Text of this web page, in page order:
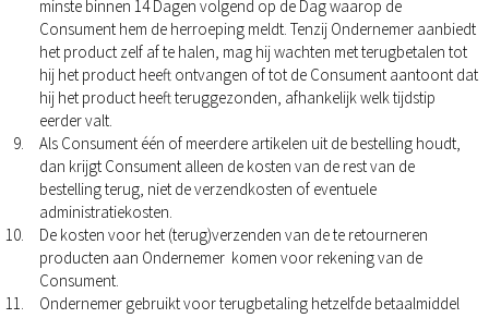
minste binnen 14 Dagen volgend op de Dag waarop de
Consument hem de herroeping meldt. Tenzij Ondernemer aanbiedt
het product zelf af te halen, mag hij wachten met terugbetalen tot
hij het product heeft ontvangen of tot de Consument aantoont dat
hij het product heeft teruggezonden, afhankelijk welk tijdstip
eerder valt.
Als Consument één of meerdere artikelen uit de bestelling houdt,
dan krijgt Consument alleen de kosten van de rest van de
bestelling terug, niet de verzendkosten of eventuele
administratiekosten.
De kosten voor het (terug)verzenden van de te retourneren
producten aan Ondernemer komen voor rekening van de
Consument.
Ondernemer gebruikt voor terugbetaling hetzelfde betaalmiddel